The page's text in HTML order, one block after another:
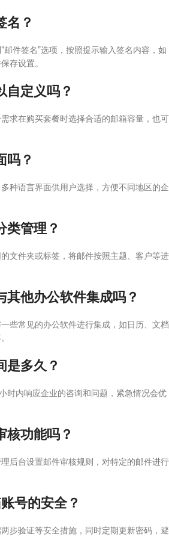
名？
邮件签名”选项，按照提示输入签名内容，如
存设置。
自定义吗？
求在购买套餐时选择合适的邮箱容量，也可
吗？
种语言界面供用户选择，方便不同地区的企
类管理？
文件夹或标签，将邮件按照主题、客户等进
其他办公软件集成吗？
些常见的办公软件进行集成，如日历、文档
是多久？
时内响应企业的咨询和问题，紧急情况会优
核功能吗？
后台设置邮件审核规则，对特定的邮件进行
号的安全？
步验证等安全措施，同时定期更新密码，避